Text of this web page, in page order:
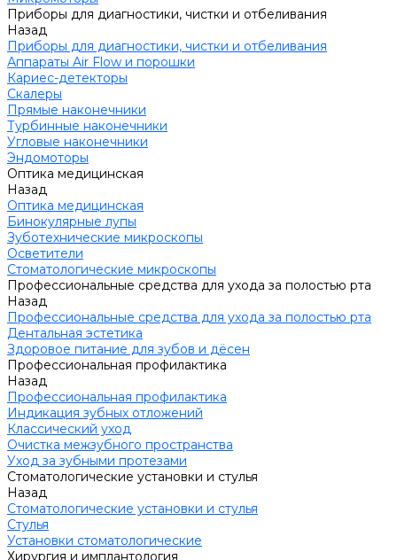
Приборы для диагностики, чистки и отбеливания
Назад
Приборы для диагностики, чистки и отбеливания
Аппараты Air Flow и порошки
Кариес-детекторы
Скалеры
Прямые наконечники
Турбинные наконечники
Угловые наконечники
Эндомоторы
Оптика медицинская
Назад
Оптика медицинская
Бинокулярные лупы
Зуботехнические микроскопы
Осветители
Стоматологические микроскопы
Профессиональные средства для ухода за полостью рта
Назад
Профессиональные средства для ухода за полостью рта
Дентальная эстетика
Здоровое питание для зубов и дёсен
Профессиональная профилактика
Назад
Профессиональная профилактика
Индикация зубных отложений
Классический уход
Очистка межзубного пространства
Уход за зубными протезами
Стоматологические установки и стулья
Назад
Стоматологические установки и стулья
Стулья
Установки стоматологические
Хирургия и имплантология